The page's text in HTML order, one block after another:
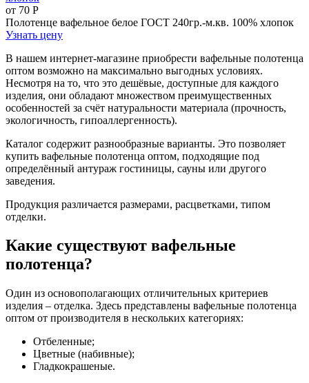
от 70 Р
Полотенце вафельное белое ГОСТ 240гр.-м.кв. 100% хлопок
Узнать цену
В нашем интернет-магазине приобрести вафельные полотенца
оптом возможно на максимально выгодных условиях.
Несмотря на то, что это дешёвые, доступные для каждого
изделия, они обладают множеством преимущественных
особенностей за счёт натуральности материала (прочность,
экологичность, гипоаллергенность).
Каталог содержит разнообразные варианты. Это позволяет
купить вафельные полотенца оптом, подходящие под
определённый антураж гостиницы, сауны или другого
заведения.
Продукция различается размерами, расцветками, типом
отделки.
Какие существуют вафельные
полотенца?
Один из основополагающих отличительных критериев
изделия – отделка. Здесь представлены вафельные полотенца
оптом от производителя в нескольких категориях:
Отбеленные;
Цветные (набивные);
Гладкокрашеные.